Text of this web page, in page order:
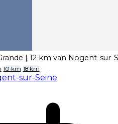
| 12 km van Nogent-sur-
10 km 18 km
sur-Seine